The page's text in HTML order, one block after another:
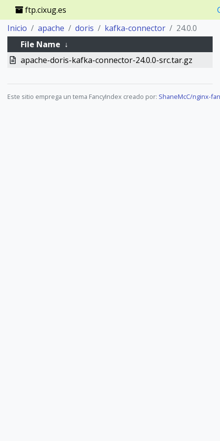
ftp.cixug.es
Inicio
apache doris kafka-connector
24.0.0
File Name ↓
apache-doris-kafka-connector-24.0.0-src.tar.gz
Este sitio emprega un tema FancyIndex creado por: ShaneMcC/nginx-